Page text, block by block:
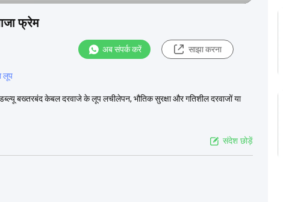
फ्रेम
अब संपर्क करें साझा करना
लूप
बख्तरबंद केबल दरवाजे के लूप लचीलेपन, भौतिक सुरक्षा और गतिशील दरवाजों या
संदेश छोड़ें